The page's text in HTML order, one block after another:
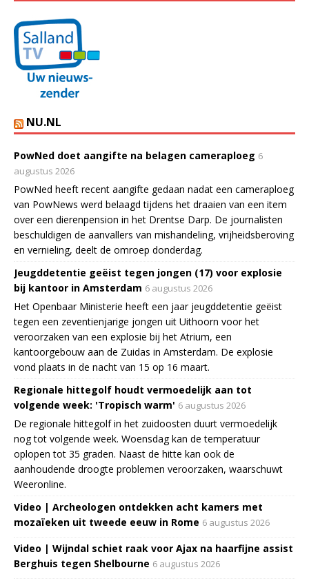
NU.NL
PowNed doet aangifte na belagen cameraploeg 6
augustus 2026
PowNed heeft recent aangifte gedaan nadat een cameraploeg
van PowNews werd belaagd tijdens het draaien van een item
over een dierenpension in het Drentse Darp. De journalisten
beschuldigen de aanvallers van mishandeling, vrijheidsberoving
en vernieling, deelt de omroep donderdag.
Jeugddetentie geëist tegen jongen (17) voor explosie
bij kantoor in Amsterdam 6 augustus 2026
Het Openbaar Ministerie heeft een jaar jeugddetentie geëist
tegen een zeventienjarige jongen uit Uithoorn voor het
veroorzaken van een explosie bij het Atrium, een
kantoorgebouw aan de Zuidas in Amsterdam. De explosie
vond plaats in de nacht van 15 op 16 maart.
Regionale hittegolf houdt vermoedelijk aan tot
volgende week: 'Tropisch warm' 6 augustus 2026
De regionale hittegolf in het zuidoosten duurt vermoedelijk
nog tot volgende week. Woensdag kan de temperatuur
oplopen tot 35 graden. Naast de hitte kan ook de
aanhoudende droogte problemen veroorzaken, waarschuwt
Weeronline.
Video | Archeologen ontdekken acht kamers met
mozaïeken uit tweede eeuw in Rome 6 augustus 2026
Video | Wijndal schiet raak voor Ajax na haarfijne assist
Berghuis tegen Shelbourne 6 augustus 2026